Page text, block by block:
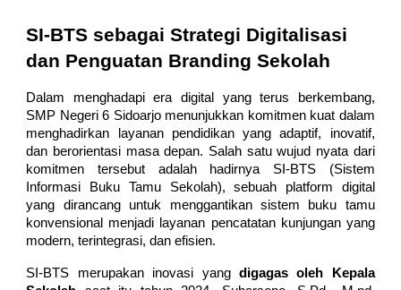
SI-BTS sebagai Strategi Digitalisasi
dan Penguatan Branding Sekolah
Dalam menghadapi era digital yang terus berkembang,
SMP Negeri 6 Sidoarjo menunjukkan komitmen kuat dalam
menghadirkan layanan pendidikan yang adaptif, inovatif,
dan berorientasi masa depan. Salah satu wujud nyata dari
komitmen tersebut adalah hadirnya SI-BTS (Sistem
Informasi Buku Tamu Sekolah), sebuah platform digital
yang dirancang untuk menggantikan sistem buku tamu
konvensional menjadi layanan pencatatan kunjungan yang
modern, terintegrasi, dan efisien.
SI-BTS merupakan inovasi yang digagas oleh Kepala